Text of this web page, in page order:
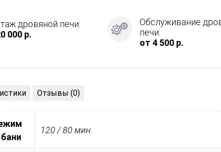
дровяной печи:
000 р.
Обслуживание
печи:
от 4 500 р.
Отзывы (0)
120 / 80 мин.